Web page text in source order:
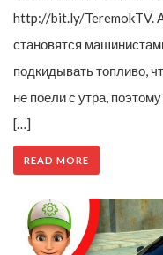
http://bit.ly/TeremokTV.
становятся
подкидывать топливо,
не поели с утра,
[…]
READ MORE